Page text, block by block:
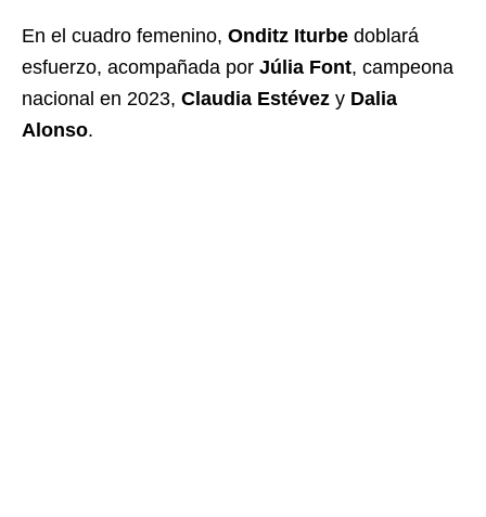
En el cuadro femenino, Onditz Iturbe doblará
esfuerzo, acompañada por Júlia Font, campeona
nacional en 2023, Claudia Estévez y Dalia
Alonso.